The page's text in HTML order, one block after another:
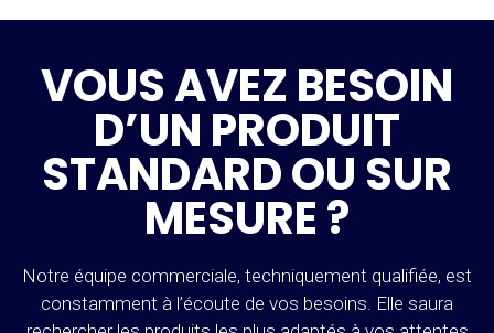
VOUS AVEZ BESOIN
D’UN PRODUIT
STANDARD OU SUR
MESURE ?
Notre équipe commerciale, techniquement qualifiée, est
constamment à l’écoute de vos besoins. Elle saura